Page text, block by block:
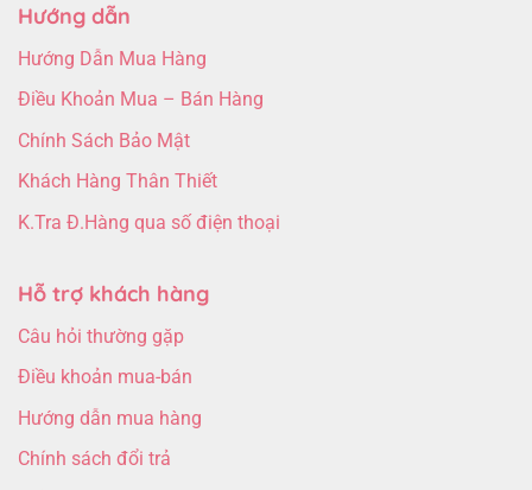
Hướng dẫn
Hướng Dẫn Mua Hàng
Điều Khoản Mua – Bán Hàng
Chính Sách Bảo Mật
Khách Hàng Thân Thiết
K.Tra Đ.Hàng qua số điện thoại
Hỗ trợ khách hàng
Câu hỏi thường gặp
Điều khoản mua-bán
Hướng dẫn mua hàng
Chính sách đổi trả